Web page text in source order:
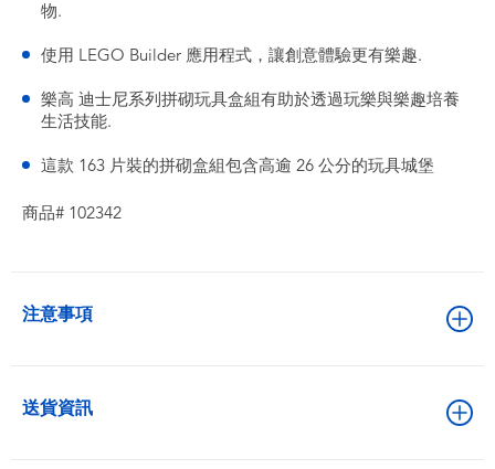
物.
使用 LEGO Builder 應用程式，讓創意體驗更有樂趣.
樂高 迪士尼系列拼砌玩具盒組有助於透過玩樂與樂趣培養
生活技能.
這款 163 片裝的拼砌盒組包含高逾 26 公分的玩具城堡
商品# 102342
注意事項
送貨資訊